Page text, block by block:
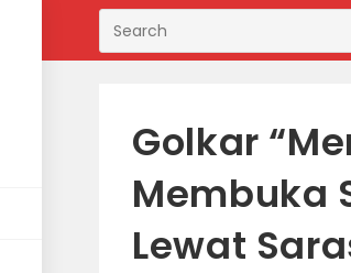
content
Golkar
Membuka
Lewat